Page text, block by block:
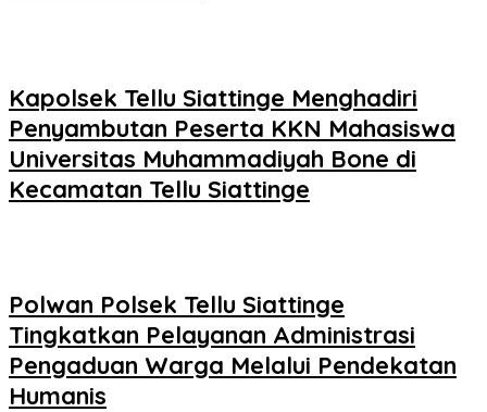
Kapolsek Tellu Siattinge Menghadiri
Penyambutan Peserta KKN Mahasiswa
Universitas Muhammadiyah Bone di
Kecamatan Tellu Siattinge
Polwan Polsek Tellu Siattinge
Tingkatkan Pelayanan Administrasi
Pengaduan Warga Melalui Pendekatan
Humanis